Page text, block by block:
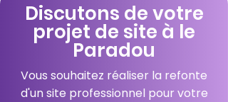
Discutons de votre
projet de site à le
Paradou
Vous souhaitez réaliser la refonte
d'un site professionnel pour votre